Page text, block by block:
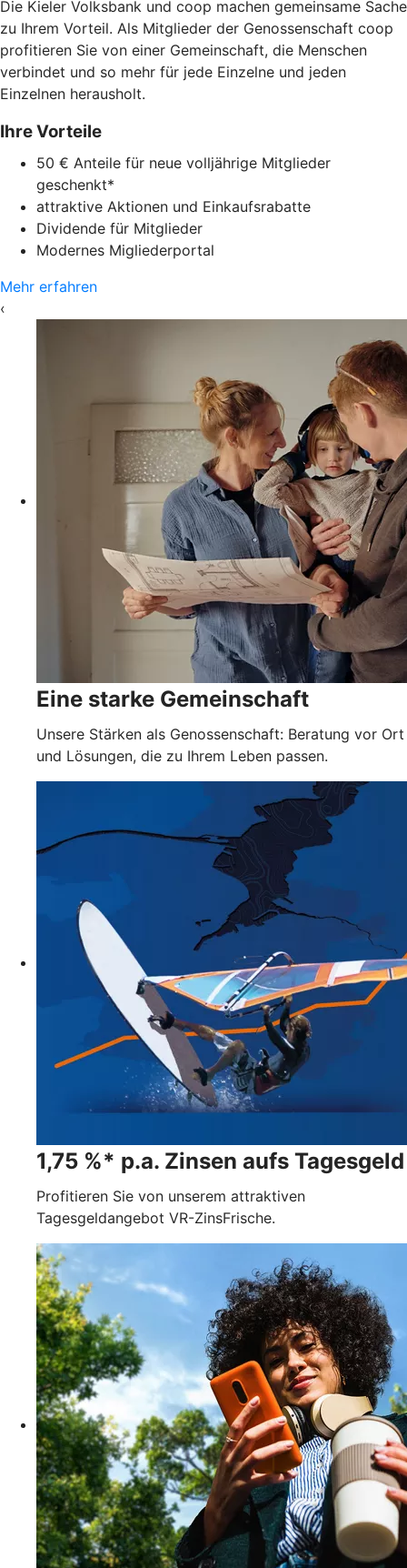
Die Kieler Volksbank und coop machen gemeinsame Sache
zu Ihrem Vorteil. Als Mitglieder der Genossenschaft coop
profitieren Sie von einer Gemeinschaft, die Menschen
verbindet und so mehr für jede Einzelne und jeden
Einzelnen herausholt.
Ihre Vorteile
50 € Anteile für neue volljährige Mitglieder
geschenkt*
attraktive Aktionen und Einkaufsrabatte
Dividende für Mitglieder
Modernes Migliederportal
Mehr erfahren
‹
Eine starke Gemeinschaft
Unsere Stärken als Genossenschaft: Beratung vor Ort
und Lösungen, die zu Ihrem Leben passen.
1,75 %* p.a. Zinsen aufs Tagesgeld
Profitieren Sie von unserem attraktiven
Tagesgeldangebot VR-ZinsFrische.